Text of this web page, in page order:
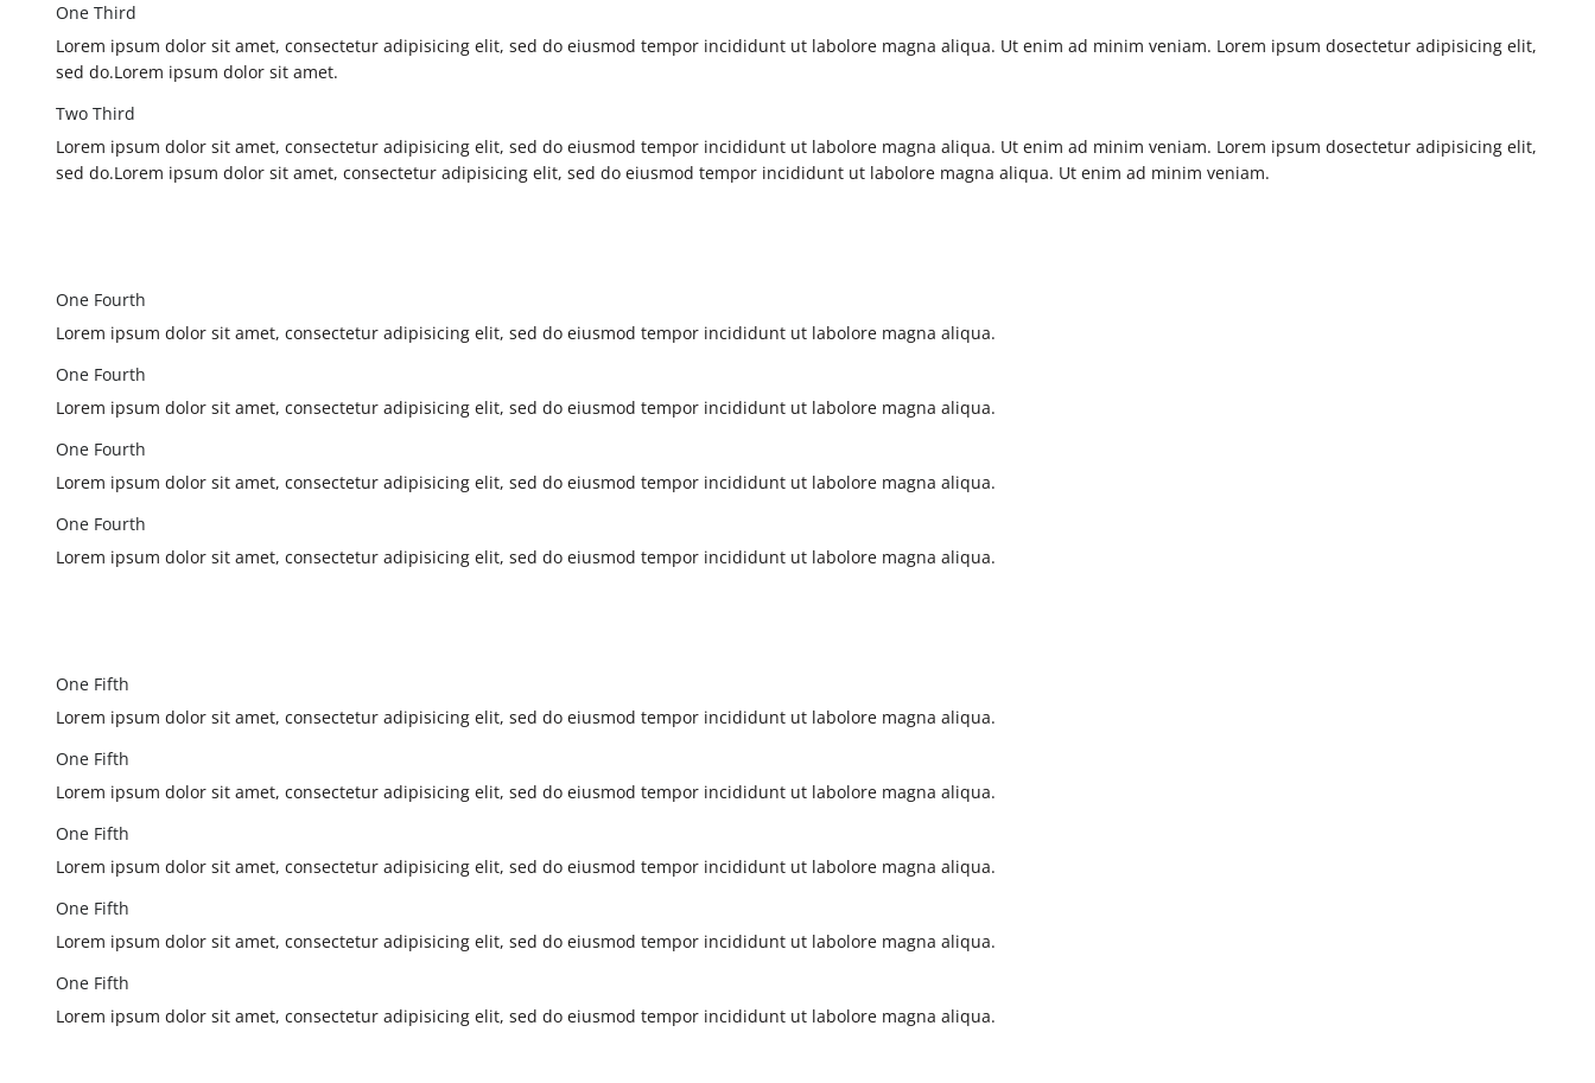
One Third
Lorem ipsum dolor sit amet, consectetur adipisicing elit, sed do eiusmod tempor incididunt ut labolore magna aliqua. Ut enim ad minim veniam. Lorem ipsum dosectetur adipisicing elit,
sed do.Lorem ipsum dolor sit amet.
Two Third
Lorem ipsum dolor sit amet, consectetur adipisicing elit, sed do eiusmod tempor incididunt ut labolore magna aliqua. Ut enim ad minim veniam. Lorem ipsum dosectetur adipisicing elit,
sed do.Lorem ipsum dolor sit amet, consectetur adipisicing elit, sed do eiusmod tempor incididunt ut labolore magna aliqua. Ut enim ad minim veniam.
One Fourth
Lorem ipsum dolor sit amet, consectetur adipisicing elit, sed do eiusmod tempor incididunt ut labolore magna aliqua.
One Fourth
Lorem ipsum dolor sit amet, consectetur adipisicing elit, sed do eiusmod tempor incididunt ut labolore magna aliqua.
One Fourth
Lorem ipsum dolor sit amet, consectetur adipisicing elit, sed do eiusmod tempor incididunt ut labolore magna aliqua.
One Fourth
Lorem ipsum dolor sit amet, consectetur adipisicing elit, sed do eiusmod tempor incididunt ut labolore magna aliqua.
One Fifth
Lorem ipsum dolor sit amet, consectetur adipisicing elit, sed do eiusmod tempor incididunt ut labolore magna aliqua.
One Fifth
Lorem ipsum dolor sit amet, consectetur adipisicing elit, sed do eiusmod tempor incididunt ut labolore magna aliqua.
One Fifth
Lorem ipsum dolor sit amet, consectetur adipisicing elit, sed do eiusmod tempor incididunt ut labolore magna aliqua.
One Fifth
Lorem ipsum dolor sit amet, consectetur adipisicing elit, sed do eiusmod tempor incididunt ut labolore magna aliqua.
One Fifth
Lorem ipsum dolor sit amet, consectetur adipisicing elit, sed do eiusmod tempor incididunt ut labolore magna aliqua.